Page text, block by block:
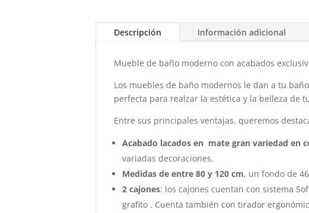
Descripción Información adicional
Mueble de baño moderno con acabados
Los muebles de baño modernos le dan a tu
perfecta para realzar la estética y la belleza de
Entre sus principales ventajas, queremos
Acabado lacados en mate gran variedad en
variadas decoraciones.
Medidas de entre 80 y 120 cm, un fondo de
2 cajones: los cajones cuentan con sistema
grafito . Cuenta también con tirador